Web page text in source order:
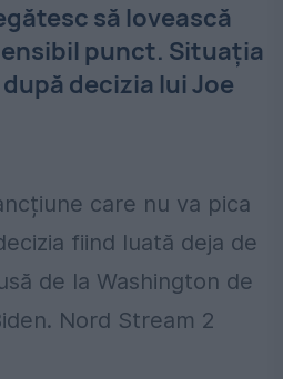
să lovească
punct. Situația
decizia lui Joe
care nu va pica
fiind luată deja de
de la Washington de
Nord Stream 2